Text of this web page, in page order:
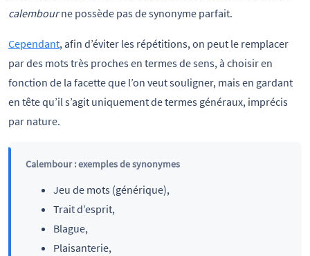
calembourne possède pas de synonyme parfait.
Cependant, afin d’éviter les répétitions, on peut le remplacer
par des mots très proches en termes de sens, à choisir en
fonction de la facette que l’on veut souligner, mais en gardant
en tête qu’il s’agit uniquement de termes généraux, imprécis
par nature.
Calembour : exemples de synonymes
Jeu de mots (générique),
Trait d’esprit,
Blague,
Plaisanterie,